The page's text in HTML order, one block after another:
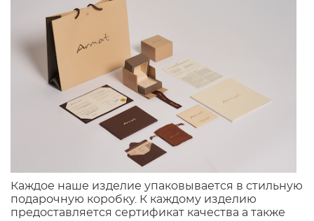
Каждое наше изделие упаковывается в стильную
подарочную коробку. К каждому изделию
предоставляется сертификат качества а также